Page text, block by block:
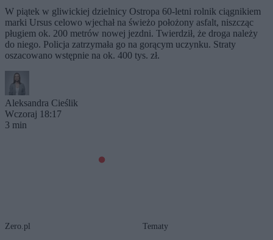
W piątek w gliwickiej dzielnicy Ostropa 60-letni rolnik ciągnikiem
marki Ursus celowo wjechał na świeżo położony asfalt, niszcząc
pługiem ok. 200 metrów nowej jezdni. Twierdził, że droga należy
do niego. Policja zatrzymała go na gorącym uczynku. Straty
oszacowano wstępnie na ok. 400 tys. zł.
Aleksandra Cieślik
Wczoraj 18:17
3 min
Zero.pl Tematy